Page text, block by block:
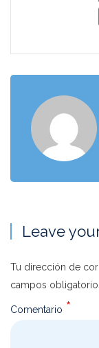
Leave
Tu dirección de
campos
Comentario *